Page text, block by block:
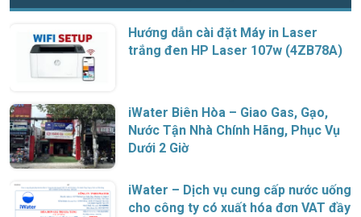
Hướng dẫn cài đặt Máy in Laser
trắng đen HP Laser 107w (4ZB78A)
iWater Biên Hòa – Giao Gas, Gạo,
Nước Tận Nhà Chính Hãng, Phục Vụ
Dưới 2 Giờ
iWater – Dịch vụ cung cấp nước uống
cho công ty có xuất hóa đơn VAT đầy